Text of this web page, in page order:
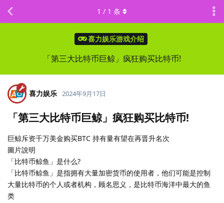
喜力娱乐游戏介绍
「第三大比特币巨鲸」疯狂购买比特币!
1 / 1 条
喜力娱乐 2024年9月17日
「第三大比特币巨鲸」疯狂购买比特币!
巨鲸斥资千万美金购买BTC 持有量有望在再晋升名次
圖片說明
「比特币鲸鱼」是什么?
「比特币鲸鱼」是指拥有大量加密货币的使用者，他们可能是控制
大量比特币的个人或者机构，顾名思义，是比特币海洋中最大的鱼
类